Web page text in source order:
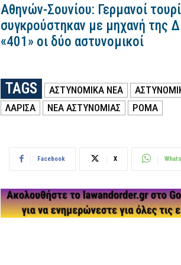
Αθηνών-Σουνίου: Γερμανοί
συγκρούστηκαν με μηχανή της
«401» οι δύο αστυνομικοί
TAGS ΑΣΤΥΝΟΜΙΚΑ ΝΕΑ
ΛΑΡΙΣΑ
ΝΕΑ ΑΣΤΥΝΟΜΙΑΣ ΡΟΜΑ
Facebook X